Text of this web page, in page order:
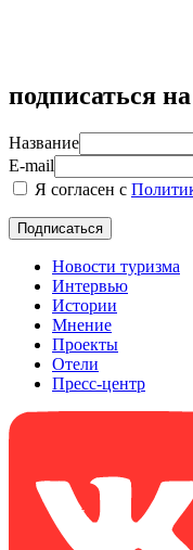
подписаться
Название
E-mail
Я согласен с
Новости туризма
Интервью
Истории
Мнение
Проекты
Отели
Пресс-центр